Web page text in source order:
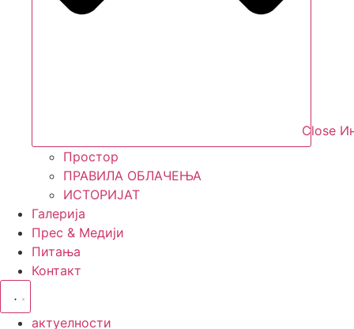
Close
Простор
ПРАВИЛА ОБЛАЧЕЊА
ИСТОРИЈАТ
Галерија
Прес & Медији
Питања
Контакт
актуелности